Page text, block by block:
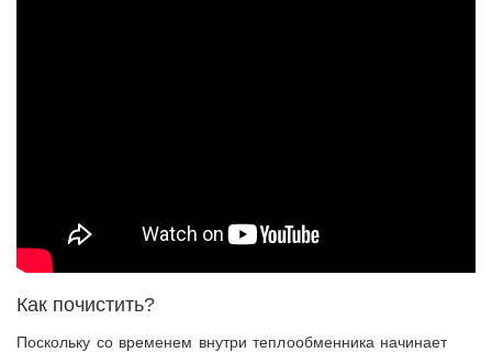
Как почистить?
Поскольку со временем внутри теплообменника начинает